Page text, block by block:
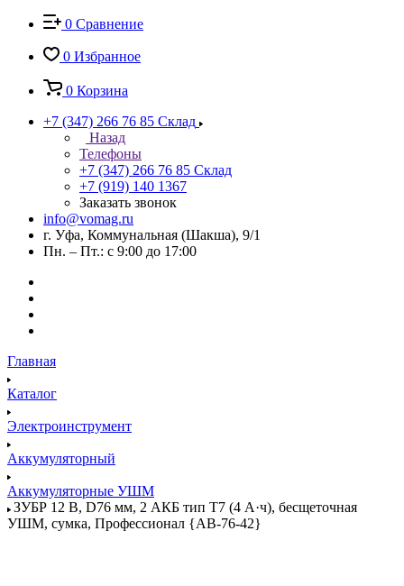
0 Сравнение
0 Избранное
0 Корзина
+7 (347) 266 76 85 Склад
Назад
Телефоны
+7 (347) 266 76 85 Склад
+7 (919) 140 1367
Заказать звонок
info@vomag.ru
г. Уфа, Коммунальная (Шакша), 9/1
Пн. – Пт.: с 9:00 до 17:00
Главная
Каталог
Электроинструмент
Аккумуляторный
Аккумуляторные УШМ
ЗУБР 12 В, D76 мм, 2 АКБ тип Т7 (4 А·ч), бесщеточная
УШМ, сумка, Профессионал {AB-76-42}